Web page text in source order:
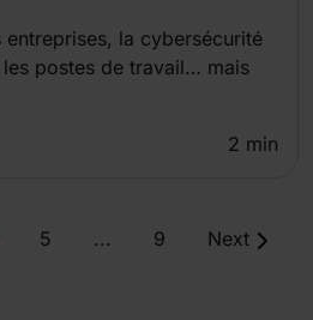
entreprises, la cybersécurité
postes de travail… mais
2 min
5 ... 9 Next